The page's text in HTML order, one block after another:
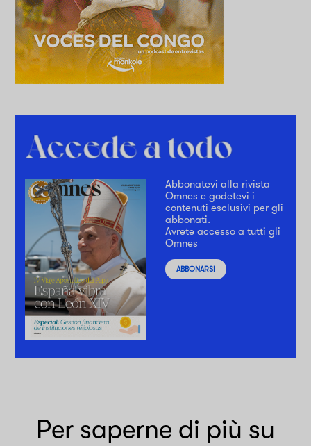
Abbonatevi alla rivista
Omnes e godetevi i
contenuti esclusivi per gli
abbonati.
Avrete accesso a tutti gli
Omnes
ABBONARSI
Per saperne di più su